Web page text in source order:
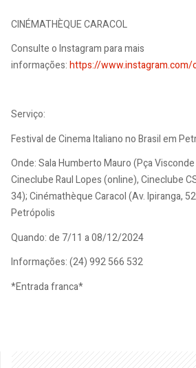
CINÉMATHÈQUE CARACOL
Consulte o Instagram para mais
informações:https://www.instagram.com/
Serviço:
Festival de Cinema Italiano no Brasil em
Onde: Sala Humberto Mauro (Pça
Cineclube Raul Lopes (online), Cineclube
34); Cinémathèque Caracol (Av. Ipiranga,
Petrópolis
Quando: de 7/11 a 08/12/2024
Informações: (24) 992 566 532
*Entrada franca*